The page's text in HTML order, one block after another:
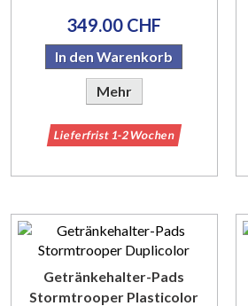
349.00 CHF
In den Warenkorb
Mehr
Lieferfrist 1-2 Wochen
Getränkehalter-Pads
Stormtrooper Plasticolor